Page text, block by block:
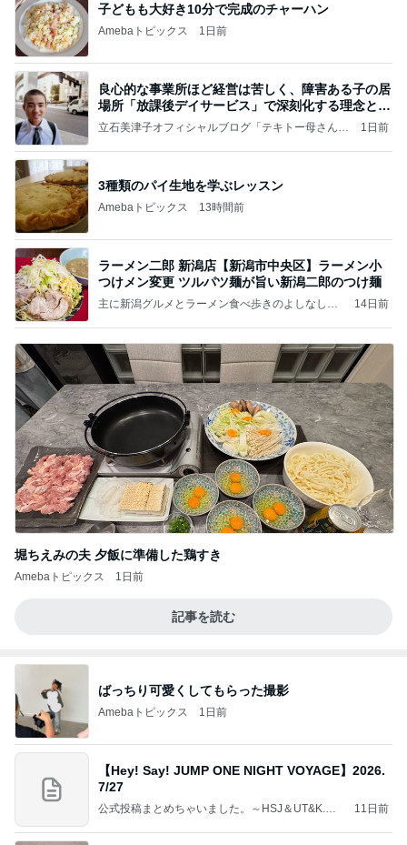
子どもも大好き10分で完成のチャーハン
Amebaトピックス 1日前
良心的な事業所ほど経営は苦しく、障害ある子の居
場所「放課後デイサービス」で深刻化する理念と現
実の
立石美津子オフィシャルブログ「テキトー母さんの
1日前
3種類のパイ生地を学ぶレッスン
Amebaトピックス 13時間前
ラーメン二郎 新潟店【新潟市中央区】ラーメン小
つけメン変更 ツルパツ麺が旨い新潟二郎のつけ麺
主に新潟グルメとラーメン食べ歩きのよしなしご
14日前
堀ちえみの夫 夕飯に準備した鶏すき
Amebaトピックス 1日前
記事を読む
ばっちり可愛くしてもらった撮影
Amebaトピックス 1日前
【Hey! Say! JUMP ONE NIGHT VOYAGE】2026.
7/27
公式投稿まとめちゃいました。～HSJ＆UT&K.O.
11日前